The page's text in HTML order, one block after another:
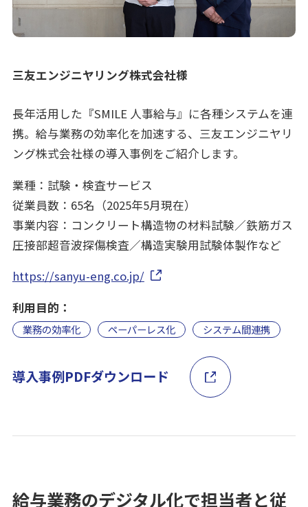
三友エンジニヤリング株式会社様
長年活用した『SMILE 人事給与』に各種システムを連
携。給与業務の効率化を加速する、三友エンジニヤリ
ング株式会社様の導入事例をご紹介します。
業種：試験・検査サービス
従業員数：65名（2025年5月現在）
事業内容：コンクリート構造物の材料試験／鉄筋ガス
圧接部超音波探傷検査／構造実験用試験体製作など
https://sanyu-eng.co.jp/
利用目的：
業務の効率化 ペーパーレス化 システム間連携
導入事例PDFダウンロード
給与業務のデジタル化で担当者と従